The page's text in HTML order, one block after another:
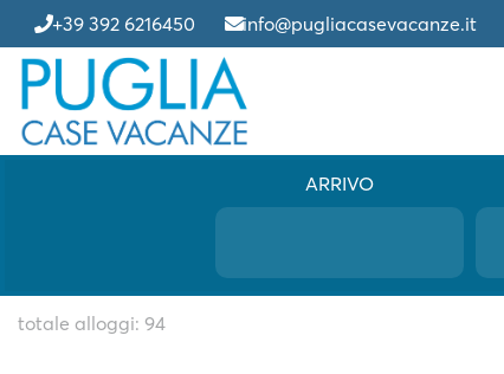
+39 392 6216450 info@pugliacasevacanze.it
ARRIVO
totale alloggi: 94